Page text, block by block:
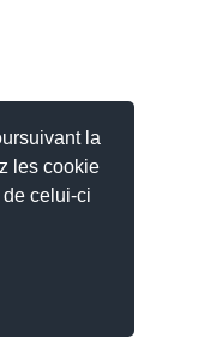
la
les cookie
celui-ci